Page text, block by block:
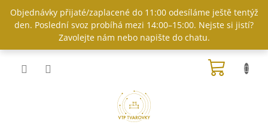
obsah
Objednávky přijaté/zaplacené do 11:00 odesíláme ještě tentýž
den. Poslední svoz probíhá mezi 14:00–15:00. Nejste si jistí?
Zavolejte nám nebo napište do chatu.